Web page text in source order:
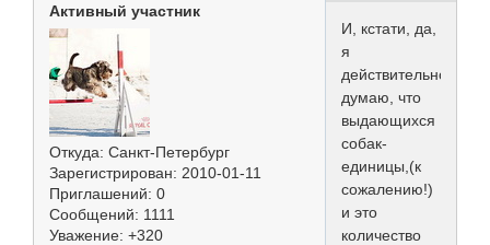
Активный участник
Откуда: Санкт-Петербург
Зарегистрирован: 2010-01-11
Приглашений: 0
Сообщений: 1111
Уважение: +320
И, кстати, да,
я
действительно
думаю, что
выдающихся
собак-
единицы,(к
сожалению!)
и это
количество